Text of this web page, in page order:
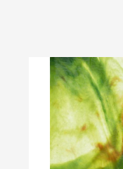
Produktgalerie